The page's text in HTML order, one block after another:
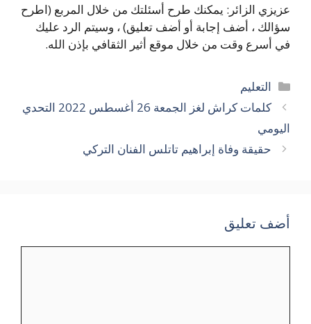
عزيزي الزائر: يمكنك طرح أسئلتك من خلال المربع (اطرح
سؤالك ، أضف إجابة أو أضف تعليق) ، وسيتم الرد عليك
في أسرع وقت من خلال موقع أثير الثقافي بإذن الله.
التصنيفات
التعليم
كلمات كراش لغز الجمعة 26 أغسطس 2022 التحدي
اليومي
حقيقة وفاة إبراهيم تاتلس الفنان التركي
أضف تعليق